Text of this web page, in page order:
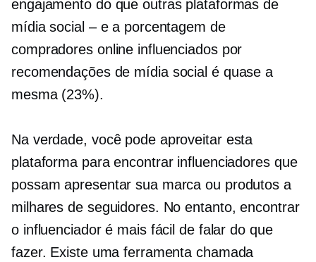
engajamento do que outras plataformas de
mídia social – e a porcentagem de
compradores online influenciados por
recomendações de mídia social é quase a
mesma (23%).
Na verdade, você pode aproveitar esta
plataforma para encontrar influenciadores que
possam apresentar sua marca ou produtos a
milhares de seguidores. No entanto, encontrar
o influenciador é mais fácil de falar do que
fazer. Existe uma ferramenta chamada